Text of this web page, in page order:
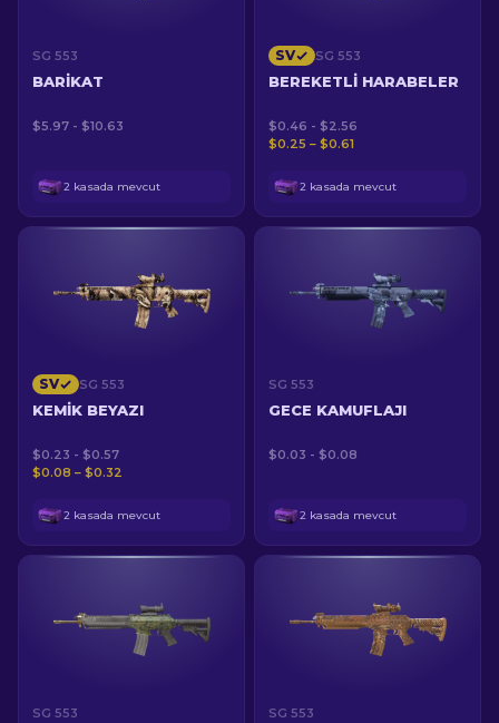
SG 553
BARIKAT
$5.97 - $10.63
2 kasada mevcut
SV SG 553
BEREKETLI HARABELER
$0.46 - $2.56
$0.25 – $0.61
2 kasada mevcut
SV SG 553
KEMIK BEYAZI
$0.23 - $0.57
$0.08 – $0.32
2 kasada mevcut
SG 553
GECE KAMUFLAJI
$0.03 - $0.08
2 kasada mevcut
SG 553 SG 553